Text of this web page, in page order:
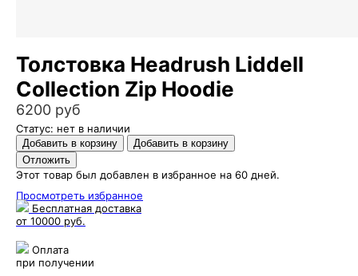
Толстовка Headrush Liddell
Collection Zip Hoodie
6200 руб
Статус: нет в наличии
Этот товар был добавлен в избранное на 60 дней.
Просмотреть избранное
Бесплатная доставка
от 10000 руб.
Оплата
при получении